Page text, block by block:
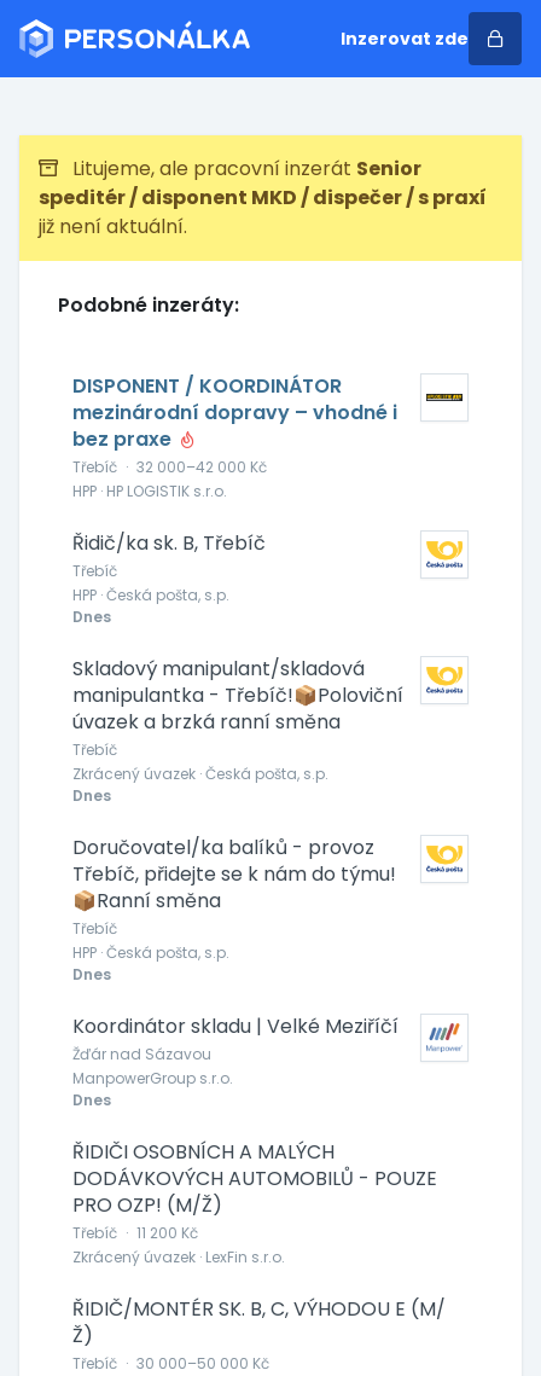
Inzerovat zde
Litujeme, ale pracovní inzerát Senior
speditér / disponent MKD / dispečer / s praxí
již není aktuální.
Podobné inzeráty:
DISPONENT / KOORDINÁTOR
mezinárodní dopravy – vhodné i
bez praxe
Třebíč · 32 000–42 000 Kč
HPP · HP LOGISTIK s.r.o.
Řidič/ka sk. B, Třebíč
Třebíč
HPP · Česká pošta, s.p.
Dnes
Skladový manipulant/skladová
manipulantka - Třebíč!📦Poloviční
úvazek a brzká ranní směna
Třebíč
Zkrácený úvazek · Česká pošta, s.p.
Dnes
Doručovatel/ka balíků - provoz
Třebíč, přidejte se k nám do týmu!
📦Ranní směna
Třebíč
HPP · Česká pošta, s.p.
Dnes
Koordinátor skladu | Velké Meziříčí
Žďár nad Sázavou
ManpowerGroup s.r.o.
Dnes
ŘIDIČI OSOBNÍCH A MALÝCH
DODÁVKOVÝCH AUTOMOBILŮ - POUZE
PRO OZP! (M/Ž)
Třebíč · 11 200 Kč
Zkrácený úvazek · LexFin s.r.o.
ŘIDIČ/MONTÉR SK. B, C, VÝHODOU E (M/
Ž)
Třebíč · 30 000–50 000 Kč